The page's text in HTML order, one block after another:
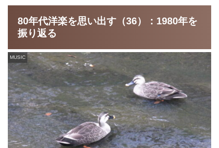
80年代洋楽を思い出す（36）：1980年を
振り返る
MUSIC